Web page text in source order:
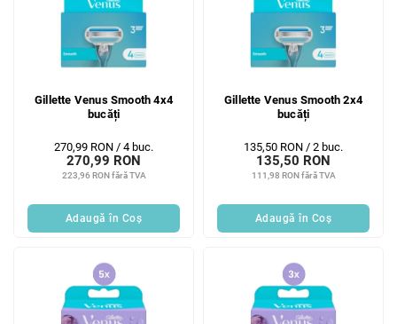
Gillette Venus Smooth 4x4
bucăți
223,96 RON fără TVA
270,99 RON
Evaluare
preţ:
270,99 RON / 4 buc.
Adaugă în Coş
Gillette Venus Smooth 2x4
bucăți
111,98 RON fără TVA
135,50 RON
Evaluare
preţ:
135,50 RON / 2 buc.
Adaugă în Coş